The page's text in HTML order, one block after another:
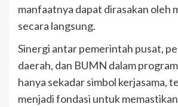
manfaatnya dapat dirasakan oleh
secara langsung.
Sinergi antar pemerintah pusat,
daerah, dan BUMN dalam
hanya sekadar simbol kerjasama,
menjadi fondasi untuk